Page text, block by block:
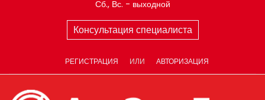
Сб., Вс. - выходной
Консультация специалиста
РЕГИСТРАЦИЯ ИЛИ АВТОРИЗАЦИЯ